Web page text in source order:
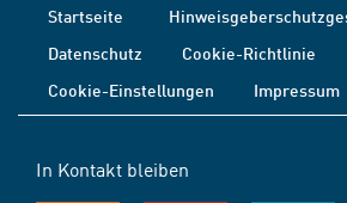
Startseite
Datenschutz
Cookie-Richtlinie
Cookie-Einstellungen
Impressum
In Kontakt bleiben